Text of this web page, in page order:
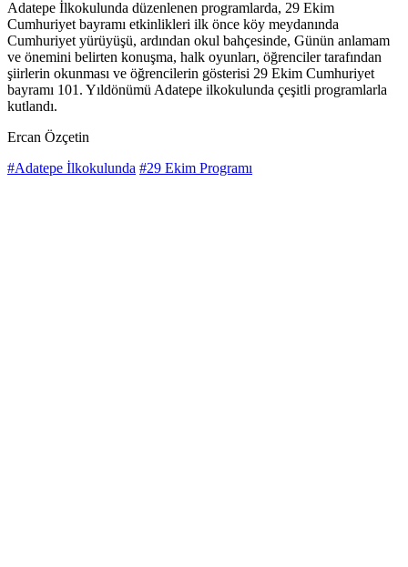
Adatepe İlkokulunda düzenlenen programlarda, 29 Ekim
Cumhuriyet bayramı etkinlikleri ilk önce köy meydanında
Cumhuriyet yürüyüşü, ardından okul bahçesinde, Günün anlamam
ve önemini belirten konuşma, halk oyunları, öğrenciler tarafından
şiirlerin okunması ve öğrencilerin gösterisi 29 Ekim Cumhuriyet
bayramı 101. Yıldönümü Adatepe ilkokulunda çeşitli programlarla
kutlandı.
Ercan Özçetin
#Adatepe İlkokulunda #29 Ekim Programı